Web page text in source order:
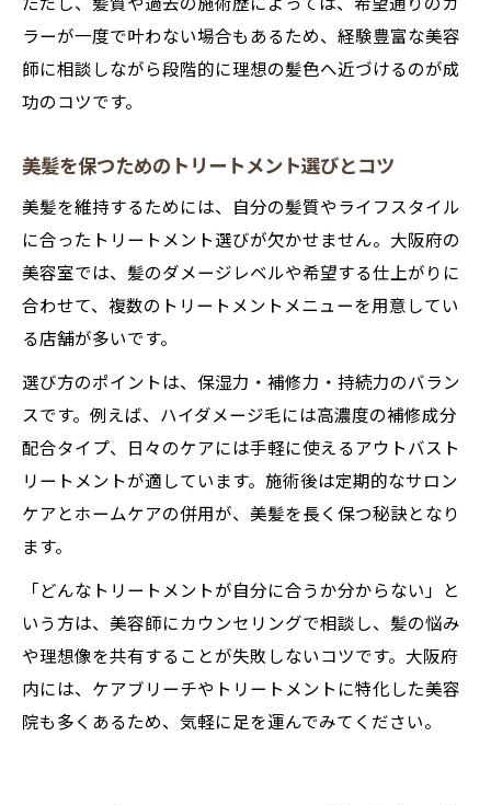
ただし、髪質や過去の施術歴によっては、希望通りのカ
ラーが一度で叶わない場合もあるため、経験豊富な美容
師に相談しながら段階的に理想の髪色へ近づけるのが成
功のコツです。
美髪を保つためのトリートメント選びとコツ
美髪を維持するためには、自分の髪質やライフスタイル
に合ったトリートメント選びが欠かせません。大阪府の
美容室では、髪のダメージレベルや希望する仕上がりに
合わせて、複数のトリートメントメニューを用意してい
る店舗が多いです。
選び方のポイントは、保湿力・補修力・持続力のバラン
スです。例えば、ハイダメージ毛には高濃度の補修成分
配合タイプ、日々のケアには手軽に使えるアウトバスト
リートメントが適しています。施術後は定期的なサロン
ケアとホームケアの併用が、美髪を長く保つ秘訣となり
ます。
「どんなトリートメントが自分に合うか分からない」と
いう方は、美容師にカウンセリングで相談し、髪の悩み
や理想像を共有することが失敗しないコツです。大阪府
内には、ケアブリーチやトリートメントに特化した美容
院も多くあるため、気軽に足を運んでみてください。